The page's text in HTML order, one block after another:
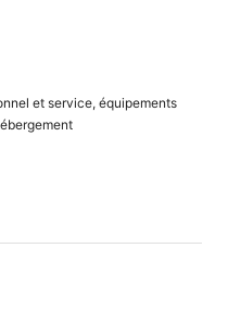
et service, équipements